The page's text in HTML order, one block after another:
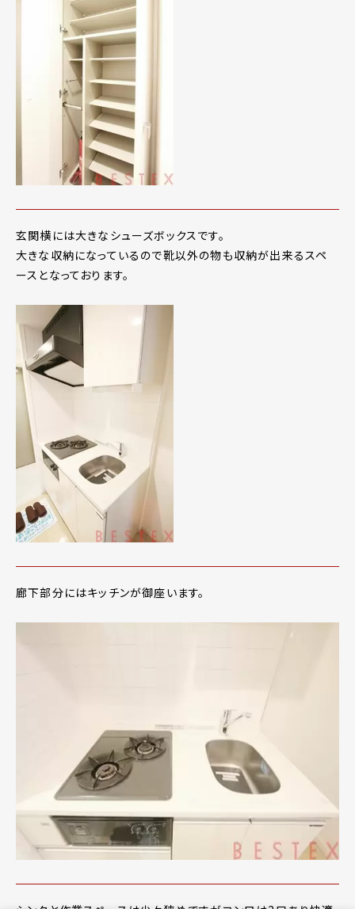
玄関横には大きなシューズボックスです。
大きな収納になっているので靴以外の物も収納が出来るスペ
ースとなっております。
廊下部分にはキッチンが御座います。